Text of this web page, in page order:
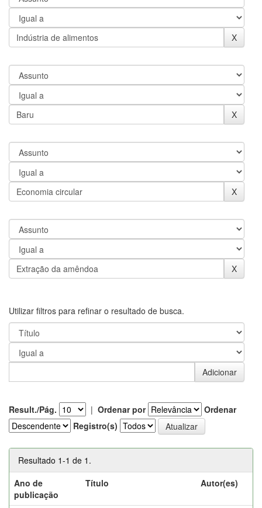
Utilizar filtros para refinar o resultado de busca.
Result./Pág. | Ordenar por
Ordenar
Registro(s)
Resultado 1-1 de 1.
Ano de
publicação
Título Autor(es)